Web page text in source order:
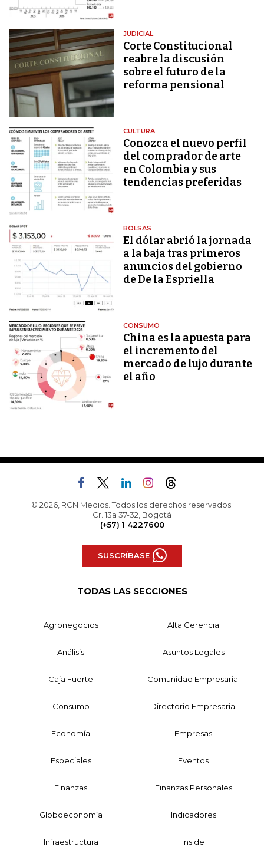
JUDICIAL
Corte Constitucional
reabre la discusión
sobre el futuro de la
reforma pensional
CULTURA
Conozca el nuevo perfil
del comprador de arte
en Colombia y sus
tendencias preferidas
BOLSAS
El dólar abrió la jornada
a la baja tras primeros
anuncios del gobierno
de De la Espriella
CONSUMO
China es la apuesta para
el incremento del
mercado de lujo durante
el año
© 2026, RCN Medios. Todos los derechos reservados.
Cr. 13a 37-32, Bogotá
(+57) 1 4227600
SUSCRÍBASE
TODAS LAS SECCIONES
Agronegocios Alta Gerencia
Análisis Asuntos Legales
Caja Fuerte Comunidad Empresarial
Consumo Directorio Empresarial
Economía Empresas
Especiales Eventos
Finanzas Finanzas Personales
Globoeconomía Indicadores
Infraestructura Inside